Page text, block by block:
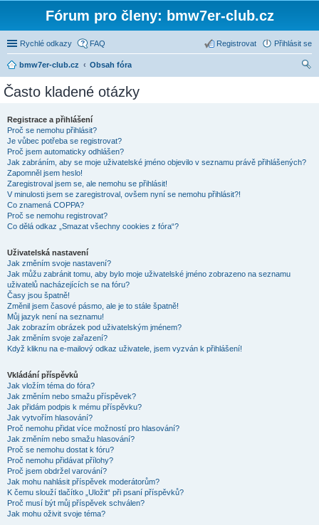
Fórum pro členy: bmw7er-club.cz
Rychlé odkazy FAQ Přihlásit se
Registrovat
bmw7er-club.cz
Obsah fóra
Často kladené otázky
Registrace a přihlášení
Proč se nemohu přihlásit?
Je vůbec potřeba se registrovat?
Proč jsem automaticky odhlášen?
Jak zabráním, aby se moje uživatelské jméno objevilo v seznamu právě přihlášených?
Zapomněl jsem heslo!
Zaregistroval jsem se, ale nemohu se přihlásit!
V minulosti jsem se zaregistroval, ovšem nyní se nemohu přihlásit?!
Co znamená COPPA?
Proč se nemohu registrovat?
Co dělá odkaz „Smazat všechny cookies z fóra“?
Uživatelská nastavení
Jak změním svoje nastavení?
Jak můžu zabránit tomu, aby bylo moje uživatelské jméno zobrazeno na seznamu
uživatelů nacházejících se na fóru?
Časy jsou špatně!
Změnil jsem časové pásmo, ale je to stále špatně!
Můj jazyk není na seznamu!
Jak zobrazím obrázek pod uživatelským jménem?
Jak změním svoje zařazení?
Když kliknu na e-mailový odkaz uživatele, jsem vyzván k přihlášení!
Vkládání příspěvků
Jak vložím téma do fóra?
Jak změním nebo smažu příspěvek?
Jak přidám podpis k mému příspěvku?
Jak vytvořím hlasování?
Proč nemohu přidat více možností pro hlasování?
Jak změním nebo smažu hlasování?
Proč se nemohu dostat k fóru?
Proč nemohu přidávat přílohy?
Proč jsem obdržel varování?
Jak mohu nahlásit příspěvek moderátorům?
K čemu slouží tlačítko „Uložit“ při psaní příspěvků?
Proč musí být můj příspěvek schválen?
Jak mohu oživit svoje téma?